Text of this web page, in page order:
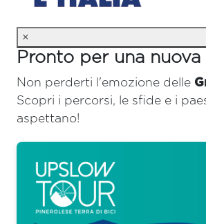
×
Pronto per una nuova
Non perderti l'emozione delle
Scopri i percorsi, le sfide e i
aspettano!